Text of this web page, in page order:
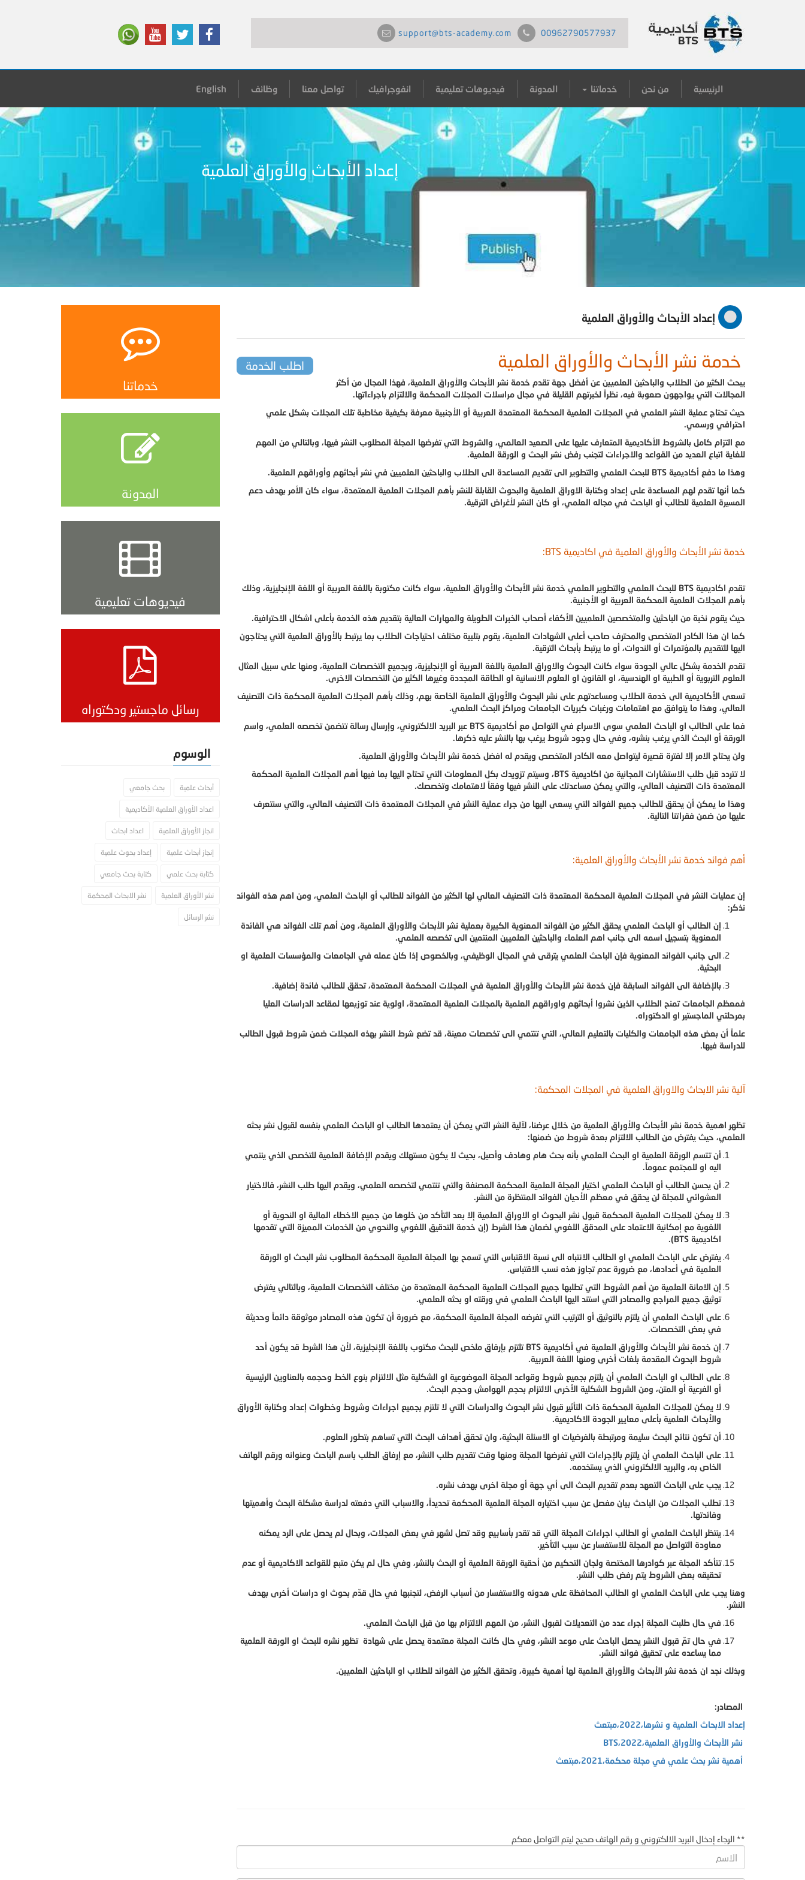
00962790577937
support@bts-academy.com
الرئيسية من نحن خدماتنا المدونة فيديوهات تعليمية انفوجرافيك تواصل معنا وظائف English
إعداد الأبحاث والأوراق العلمية
إعداد الأبحاث والأوراق العلمية
اطلب الخدمة خدمة نشر الأبحاث والأوراق العلمية
يبحث الكثير من الطلاب والباحثين العلميين عن أفضل جهة تقدم خدمة نشر الأبحاث والأوراق العلمية، فهذا المجال من أكثر
المجالات التي يواجهون صعوبة فيه، نظراً لخبرتهم القليلة في مجال مراسلات المجلات المحكمة والالتزام باجراءاتها.
حيث تحتاج عملية النشر العلمي في المجلات العلمية المحكمة المعتمدة العربية أو الأجنبية معرفة بكيفية مخاطبة تلك المجلات بشكل علمي
احترافي ورسمي.
مع التزام كامل بالشروط الأكاديمية المتعارف عليها على الصعيد العالمي، والشروط التي تفرضها المجلة المطلوب النشر فيها، وبالتالي من المهم
للغاية اتباع العديد من القواعد والاجراءات لتجنب رفض نشر البحث و الورقة العلمية.
وهذا ما دفع أكاديمية BTS للبحث العلمي والتطوير الى تقديم المساعدة الى الطلاب والباحثين العلميين في نشر أبحاثهم وأوراقهم العلمية.
كما أنها تقدم لهم المساعدة على إعداد وكتابة الاوراق العلمية والبحوث القابلة للنشر بأهم المجلات العلمية المعتمدة، سواء كان الأمر بهدف دعم
المسيرة العلمية للطالب أو الباحث في مجاله العلمي، أو كان النشر لأغراض الترقية.
خدمة نشر الأبحاث والأوراق العلمية في اكاديمية BTS:
تقدم اكاديمية BTS للبحث العلمي والتطوير العلمي خدمة نشر الأبحاث والأوراق العلمية، سواء كانت مكتوبة باللغة العربية أو اللغة الإنجليزية، وذلك
بأهم المجلات العلمية المحكمة العربية او الأجنبية.
حيث يقوم نخبة من الباحثين والمتخصصين العلميين الأكفاء أصحاب الخبرات الطويلة والمهارات العالية بتقديم هذه الخدمة بأعلى اشكال الاحترافية.
كما ان هذا الكادر المتخصص والمحترف صاحب أعلى الشهادات العلمية، يقوم بتلبية مختلف احتياجات الطلاب بما يرتبط بالأوراق العلمية التي يحتاجون
اليها للتقديم بالمؤتمرات أو الندوات، أو ما يرتبط بأبحاث الترقية.
تقدم الخدمة بشكل عالي الجودة سواء كانت البحوث والاوراق العلمية باللغة العربية أو الإنجليزية، وبجميع التخصصات العلمية، ومنها على سبيل المثال
العلوم التربوية أو الطبية او الهندسية، او القانون او العلوم الانسانية او الطاقة المجددة وغيرها الكثير من التخصصات الاخرى.
تسعى الأكاديمية الى خدمة الطلاب ومساعدتهم على نشر البحوث والأوراق العلمية الخاصة بهم، وذلك بأهم المجلات العلمية المحكمة ذات التصنيف
العالي، وهذا ما يتوافق مع اهتمامات ورغبات كبريات الجامعات ومراكز البحث العلمي.
فما على الطالب او الباحث العلمي سوى الاسراع في التواصل مع أكاديمية BTS عبر البريد الالكتروني، وإرسال رسالة تتضمن تخصصه العلمي، واسم
الورقة أو البحث الذي يرغب بنشره، وفي حال وجود شروط يرغب بها بالنشر عليه ذكرها.
ولن يحتاج الامر إلا لفترة قصيرة ليتواصل معه الكادر المتخصص ويقدم له افضل خدمة نشر الأبحاث والأوراق العلمية.
لا تتردد قبل طلب الاستشارات المجانية من اكاديمية BTS، وسيتم تزويدك بكل المعلومات التي تحتاج اليها بما فيها أهم المجلات العلمية المحكمة
المعتمدة ذات التصنيف العالي، والتي يمكن مساعدتك على النشر فيها وفقاً لاهتمامك وتخصصك.
وهذا ما يمكن أن يحقق للطالب جميع الفوائد التي يسعى اليها من جراء عملية النشر في المجلات المعتمدة ذات التصنيف العالي، والتي سنتعرف
عليها من ضمن فقراتنا التالية.
أهم فوائد خدمة نشر الأبحاث والأوراق العلمية:
إن عمليات النشر في المجلات العلمية المحكمة المعتمدة ذات التصنيف العالي لها الكثير من الفوائد للطالب أو الباحث العلمي، ومن اهم هذه الفوائد
نذكر:
إن الطالب أو الباحث العلمي يحقق الكثير من الفوائد المعنوية الكبيرة بعملية نشر الأبحاث والأوراق العلمية، ومن أهم تلك الفوائد هي الفائدة
المعنوية بتسجيل اسمه الى جانب اهم العلماء والباحثين العلميين المنتمين الى تخصصه العلمي.
الى جانب الفوائد المعنوية فإن الباحث العلمي يترقى في المجال الوظيفي، وبالخصوص إذا كان عمله في الجامعات والمؤسسات العلمية او
البحثية.
بالإضافة الى الفوائد السابقة فإن خدمة نشر الأبحاث والأوراق العلمية في المجلات المحكمة المعتمدة، تحقق للطالب فائدة إضافية.
فمعظم الجامعات تمنح الطلاب الذين نشروا أبحاثهم واوراقهم العلمية بالمجلات العلمية المعتمدة، اولوية عند توزيعها لمقاعد الدراسات العليا
بمرحلتي الماجستير او الدكتوراه.
علماً أن بعض هذه الجامعات والكليات بالتعليم العالي، التي تنتمي الى تخصصات معينة، قد تضع شرط النشر بهذه المجلات ضمن شروط قبول الطالب
للدراسة فيها.
آلية نشر الابحاث والاوراق العلمية في المجلات المحكمة:
تظهر اهمية خدمة نشر الأبحاث والأوراق العلمية من خلال عرضنا، لآلية النشر التي يمكن أن يعتمدها الطالب او الباحث العلمي بنفسه لقبول نشر بحثه
العلمي، حيث يفترض من الطالب الالتزام بعدة شروط من ضمنها:
أن تتسم الورقة العلمية او البحث العلمي بأنه بحث هام وهادف وأصيل، بحيث لا يكون مستهلك ويقدم الإضافة العلمية للتخصص الذي ينتمي
اليه او للمجتمع عموماً.
أن يحسن الطالب أو الباحث العلمي اختيار المجلة العلمية المحكمة المصنفة والتي تنتمي لتخصصه العلمي، ويقدم اليها طلب النشر، فالاختيار
العشوائي للمجلة لن يحقق في معظم الأحيان الفوائد المنتظرة من النشر.
لا يمكن للمجلات العلمية المحكمة قبول نشر البحوث او الاوراق العلمية إلا بعد التأكد من خلوها من جميع الاخطاء المالية او النحوية أو
اللغوية مع إمكانية الاعتماد على المدقق اللغوي لضمان هذا الشرط (إن خدمة التدقيق اللغوي والنحوي من الخدمات المميزة التي تقدمها
اكاديمية BTS).
يفترض على الباحث العلمي او الطالب الانتباه الى نسبة الاقتباس التي تسمح بها المجلة العلمية المحكمة المطلوب نشر البحث او الورقة
العلمية في أعدادها، مع ضرورة عدم تجاوز هذه نسب الاقتباس.
إن الامانة العلمية من أهم الشروط التي تطلبها جميع المجلات العلمية المحكمة المعتمدة من مختلف التخصصات العلمية، وبالتالي يفترض
توثيق جميع المراجع والمصادر التي استند اليها الباحث العلمي في ورقته او بحثه العلمي.
على الباحث العلمي أن يلتزم بالتوثيق أو الترتيب التي تفرضه المجلة العلمية المحكمة، مع ضرورة أن تكون هذه المصادر موثوقة دائماً وحديثة
في بعض التخصصات.
إن خدمة نشر الأبحاث والأوراق العلمية في أكاديمية BTS تلتزم بإرفاق ملخص للبحث مكتوب باللغة الإنجليزية، لأن هذا الشرط قد يكون أحد
شروط البحوث المقدمة بلغات أخرى ومنها اللغة العربية.
على الطالب او الباحث العلمي أن يلتزم بجميع شروط وقواعد المجلة الموضوعية او الشكلية مثل الالتزام بنوع الخط وحجمه بالعناوين الرئيسية
أو الفرعية أو المتن، ومن الشروط الشكلية الأخرى الالتزام بحجم الهوامش وحجم البحث.
لا يمكن للمجلات العلمية المحكمة ذات التأثير قبول نشر البحوث والدراسات التي لا تلتزم بجميع اجراءات وشروط وخطوات إعداد وكتابة الأوراق
والأبحاث العلمية بأعلى معايير الجودة الاكاديمية.
أن تكون نتائج البحث سليمة ومرتبطة بالفرضيات او الاسئلة البحثية، وان تحقق أهداف البحث التي تساهم بتطور العلوم.
على الباحث العلمي أن يلتزم بالإجراءات التي تفرضها المجلة ومنها وقت تقديم طلب النشر، مع إرفاق الطلب باسم الباحث وعنوانه ورقم الهاتف
الخاص به، والبريد الالكتروني الذي يستخدمه.
يجب على الباحث التعهد بعدم تقديم البحث الى أي جهة أو مجلة اخرى بهدف نشره.
تطلب المجلات من الباحث بيان مفصل عن سبب اختياره المجلة العلمية المحكمة تحديداً، والاسباب التي دفعته لدراسة مشكلة البحث وأهميتها
وفائدتها.
ينتظر الباحث العلمي أو الطالب اجراءات المجلة التي قد تقدر بأسابيع وقد تصل لشهر في بعض المجلات، وبحال لم يحصل على الرد يمكنه
معاودة التواصل مع المجلة للاستفسار عن سبب التأخير.
تتأكد المجلة عبر كوادرها المختصة ولجان التحكيم من أحقية الورقة العلمية أو البحث بالنشر، وفي حال لم يكن متبع للقواعد الاكاديمية أو عدم
تحقيقه بعض الشروط يتم رفض طلب النشر.
وهنا يجب على الباحث العلمي او الطالب المحافظة على هدوئه والاستفسار من أسباب الرفض، لتجنبها في حال قدّم بحوث او دراسات أخرى بهدف
النشر.
في حال طلبت المجلة إجراء عدد من التعديلات لقبول النشر، من المهم الالتزام بها من قبل الباحث العلمي.
في حال تمّ قبول النشر يحصل الباحث على موعد النشر، وفي حال كانت المجلة معتمدة يحصل على شهادة تظهر نشره للبحث او الورقة العلمية
مما يساعده على تحقيق فوائد النشر.
وبذلك نجد ان خدمة نشر الأبحاث والأوراق العلمية لها أهمية كبيرة، وتحقق الكثير من الفوائد للطلاب او الباحثين العلميين.
المصادر:
إعداد الابحاث العلمية و نشرها،2022،مبتعث
نشر الأبحاث والأوراق العلمية،2022،BTS
أهمية نشر بحث علمي في مجلة محكمة،2021،مبتعث
** الرجاء إدخال البريد الالكتروني و رقم الهاتف صحيح ليتم التواصل معكم
خدماتنا
المدونة
فيديوهات تعليمية
رسائل ماجستير ودكتوراه
الوسوم
أبحاث علمية بحث جامعي
اعداد الأوراق العلمية الأكاديمية
انجاز الأوراق العلمية اعداد ابحاث
إنجاز أبحاث علمية إعداد بحوث علمية
كتابة بحث علمي كتابة بحث جامعي
نشر الأوراق العلمية نشر الابحاث المحكمة
نشر الرسائل